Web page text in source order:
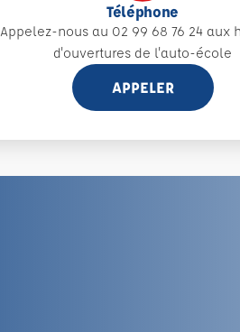
Téléphone
Appelez-nous au 02 99 68 76 24 aux
d'ouvertures de l'auto-école
APPELER